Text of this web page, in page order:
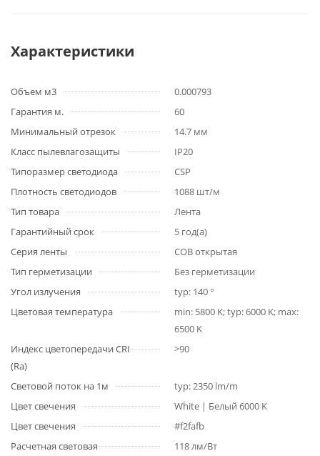
Характеристики
Объем м3
0.000793
Гарантия м.
60
Минимальный отрезок
14.7 мм
Класс пылевлагозащиты
IP20
Типоразмер светодиода
CSP
Плотность светодиодов
1088 шт/м
Тип товара
Лента
Гарантийный срок
5 год(а)
Серия ленты
COB открытая
Тип герметизации
Без герметизации
Угол излучения
typ: 140 °
Цветовая температура
min: 5800 K; typ: 6000 K; max:
6500 K
Индекс цветопередачи CRI
(Ra)
>90
Световой поток на 1м
typ: 2350 lm/m
Цвет свечения
White | Белый 6000 K
Цвет свечения
#f2fafb
Расчетная световая
118 лм/Вт